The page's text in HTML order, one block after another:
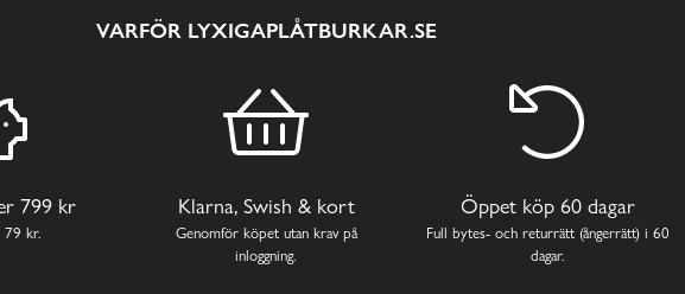
VARFÖR LYXIGAPLÅTBURKAR.SE
799 kr
79 kr.
Klarna, Swish & kort
Genomför köpet utan krav på
inloggning.
Öppet köp 60 dagar
Full bytes- och returrätt (ångerrätt) i 60
dagar.